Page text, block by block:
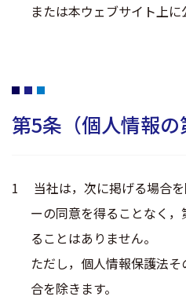
または本ウェブサイト上に
第5条（個人情報の
当社は，次に掲げる場合
ーの同意を得ることなく
ることはありません。
ただし，個人情報保護法
合を除きます。